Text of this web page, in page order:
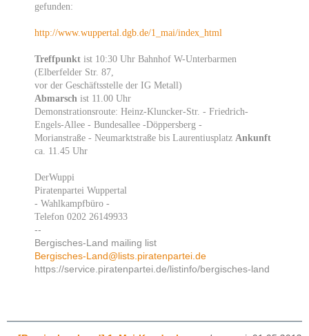
gefunden:
http://www.wuppertal.dgb.de/1_mai/index_html
Treffpunkt ist 10:30 Uhr Bahnhof W-Unterbarmen
(Elberfelder Str. 87,
vor der Geschäftsstelle der IG Metall)
Abmarsch ist 11.00 Uhr
Demonstrationsroute: Heinz-Kluncker-Str. - Friedrich-
Engels-Allee - Bundesallee -Döppersberg -
Morianstraße - Neumarktstraße bis Laurentiusplatz Ankunft
ca. 11.45 Uhr
DerWuppi
Piratenpartei Wuppertal
- Wahlkampfbüro -
Telefon 0202 26149933
--
Bergisches-Land mailing list
Bergisches-Land@lists.piratenpartei.de
https://service.piratenpartei.de/listinfo/bergisches-land